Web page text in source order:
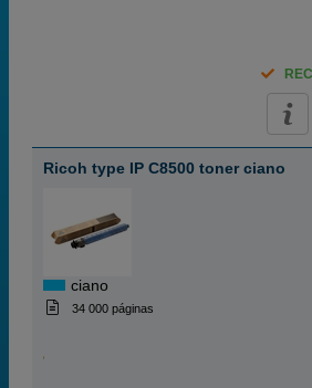
Ricoh type IP C8500 toner ciano
ciano
34 000 páginas